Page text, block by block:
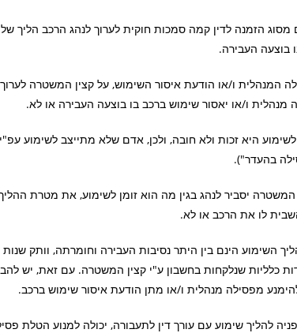
הזמנה לדין קמה סמכות חוקית לערוך לנהג הרכב הליך
בוצעה העבירה.
המנהלית ו/או הודעת איסור השימוש, על קצין המשטרה
מנהלית ו/או יאסור שימוש ברכב בו בוצעה העבירה או לא.
היא זכות ולא חובה, ולכן, אדם שלא מתייצב לשימוע
בהעדר").
יסביר לנהג בגין מה הוא זומן לשימוע, את מטרת
לו את הרכב או לא.
השימוע הינם בין היתר נסיבות העבירה וחומרתה, וותק
כלליות שנלקחות בחשבון ע"י קצין המשטרה. עם זאת, יש
להימנע מפסילה מנהלית ו/או מתן הודעת איסור שימוש ברכב.
להליך שימוע עם עורך דין לתעבורה, יכולה למנוע הטלת